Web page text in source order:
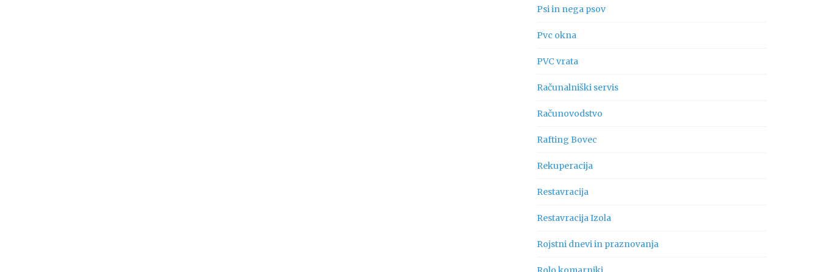
Psi in nega psov
Pvc okna
PVC vrata
Računalniški servis
Računovodstvo
Rafting Bovec
Rekuperacija
Restavracija
Restavracija Izola
Rojstni dnevi in praznovanja